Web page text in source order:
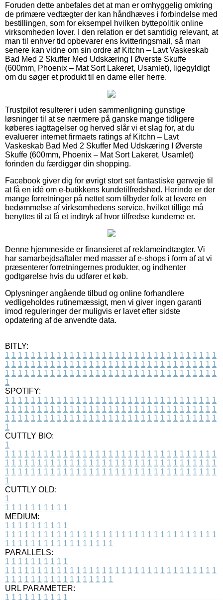
Foruden dette anbefales det at man er omhyggelig omkring
de primære vedtægter der kan håndhæves i forbindelse med
bestillingen, som for eksempel hvilken byttepolitik online
virksomheden lover. I den relation er det samtidig relevant, at
man til enhver tid opbevarer ens kvitteringsmail, så man
senere kan vidne om sin ordre af Kitchn – Lavt Vaskeskab
Bad Med 2 Skuffer Med Udskæring I Øverste Skuffe
(600mm, Phoenix – Mat Sort Lakeret, Usamlet), ligegyldigt
om du søger et produkt til en dame eller herre.
Trustpilot resulterer i uden sammenligning gunstige
løsninger til at se nærmere på ganske mange tidligere
køberes iagttagelser og herved slår vi et slag for, at du
evaluerer internet firmaets ratings af Kitchn – Lavt
Vaskeskab Bad Med 2 Skuffer Med Udskæring I Øverste
Skuffe (600mm, Phoenix – Mat Sort Lakeret, Usamlet)
forinden du færdiggør din shopping.
Facebook giver dig for øvrigt stort set fantastiske genveje til
at få en idé om e-butikkens kundetilfredshed. Herinde er der
mange forretninger på nettet som tilbyder folk at levere en
bedømmelse af virksomhedens service, hvilket tillige må
benyttes til at få et indtryk af hvor tilfredse kunderne er.
Denne hjemmeside er finansieret af reklameindtægter. Vi
har samarbejdsaftaler med masser af e-shops i form af at vi
præsenterer forretningernes produkter, og indhenter
godtgørelse hvis du udfører et køb.
Oplysninger angående tilbud og online forhandlere
vedligeholdes rutinemæssigt, men vi giver ingen garanti
imod reguleringer der muligvis er lavet efter sidste
opdatering af de anvendte data.
BITLY:
1 1 1 1 1 1 1 1 1 1 1 1 1 1 1 1 1 1 1 1 1 1 1 1 1 1 1 1 1 1 1 1 1
1 1 1 1 1 1 1 1 1 1 1 1 1 1 1 1 1 1 1 1 1 1 1 1 1 1 1 1 1 1 1 1 1
1 1 1 1 1 1 1 1 1 1 1 1 1 1 1 1 1 1 1 1 1 1 1 1 1 1 1 1 1 1 1 1 1
1
SPOTIFY:
1 1 1 1 1 1 1 1 1 1 1 1 1 1 1 1 1 1 1 1 1 1 1 1 1 1 1 1 1 1 1 1 1
1 1 1 1 1 1 1 1 1 1 1 1 1 1 1 1 1 1 1 1 1 1 1 1 1 1 1 1 1 1 1 1 1
1 1 1 1 1 1 1 1 1 1 1 1 1 1 1 1 1 1 1 1 1 1 1 1 1 1 1 1 1 1 1 1 1
1
CUTTLY BIO:
1
1 1 1 1 1 1 1 1 1 1 1 1 1 1 1 1 1 1 1 1 1 1 1 1 1 1 1 1 1 1 1 1 1
1 1 1 1 1 1 1 1 1 1 1 1 1 1 1 1 1 1 1 1 1 1 1 1 1 1 1 1 1 1 1 1 1
1 1 1 1 1 1 1 1 1 1 1 1 1 1 1 1 1 1 1 1 1 1 1 1 1 1 1 1 1 1 1 1 1
1
CUTTLY OLD:
1
1 1 1 1 1 1 1 1 1 1
MEDIUM:
1 1 1 1 1 1 1 1 1 1
1 1 1 1 1 1 1 1 1 1 1 1 1 1 1 1 1 1 1 1 1 1 1 1 1 1 1 1 1 1 1 1 1
1 1 1 1 1 1 1 1 1 1 1 1 1 1 1 1 1
PARALLELS:
1 1 1 1 1 1 1 1 1 1
1 1 1 1 1 1 1 1 1 1 1 1 1 1 1 1 1 1 1 1 1 1 1 1 1 1 1 1 1 1 1 1 1
1 1 1 1 1 1 1 1 1 1 1 1 1 1 1 1 1
URL PARAMETER:
1 1 1 1 1 1 1 1 1 1